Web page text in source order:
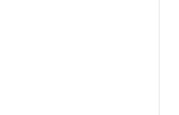
Интеллектуальная